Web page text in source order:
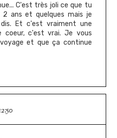
C'est très joli ce que tu
ans et quelques mais je
Et c'est vraiment une
coeur, c'est vrai. Je vous
et que ça continue